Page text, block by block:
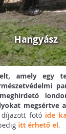
Hangyász
amely egy
fotó ide
itt érhető el.